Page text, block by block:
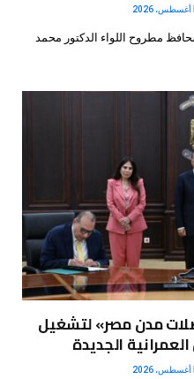
مطروح اللواء الدكتور محمد
مدن مصر» لتشغيل
الجديدة